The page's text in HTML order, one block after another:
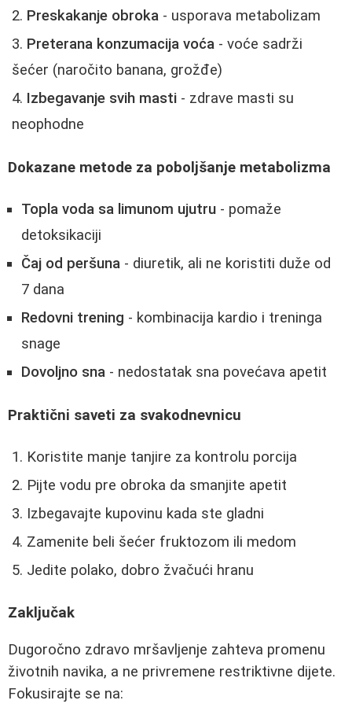
Preskakanje obroka - usporava metabolizam
Preterana konzumacija voća - voće sadrži
šećer (naročito banana, grožđe)
Izbegavanje svih masti - zdrave masti su
neophodne
Dokazane metode za poboljšanje metabolizma
Topla voda sa limunom ujutru - pomaže
detoksikaciji
Čaj od peršuna - diuretik, ali ne koristiti duže od
7 dana
Redovni trening - kombinacija kardio i treninga
snage
Dovoljno sna - nedostatak sna povećava apetit
Praktični saveti za svakodnevnicu
Koristite manje tanjire za kontrolu porcija
Pijte vodu pre obroka da smanjite apetit
Izbegavajte kupovinu kada ste gladni
Zamenite beli šećer fruktozom ili medom
Jedite polako, dobro žvačući hranu
Zaključak
Dugoročno zdravo mršavljenje zahteva promenu
životnih navika, a ne privremene restriktivne dijete.
Fokusirajte se na: